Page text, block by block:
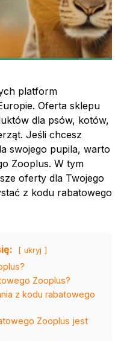
platform
Oferta sklepu
dla psów, kotów,
Jeśli chcesz
swojego pupila, warto
Zooplus. W tym
oferty dla Twojego
z kodu rabatowego
ukryj
Zooplus?
z kodu rabatowego
Zooplus jest